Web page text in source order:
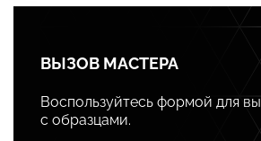
ВЫЗОВ МАСТЕРА
Воспользуйтесь формой для
с образцами.